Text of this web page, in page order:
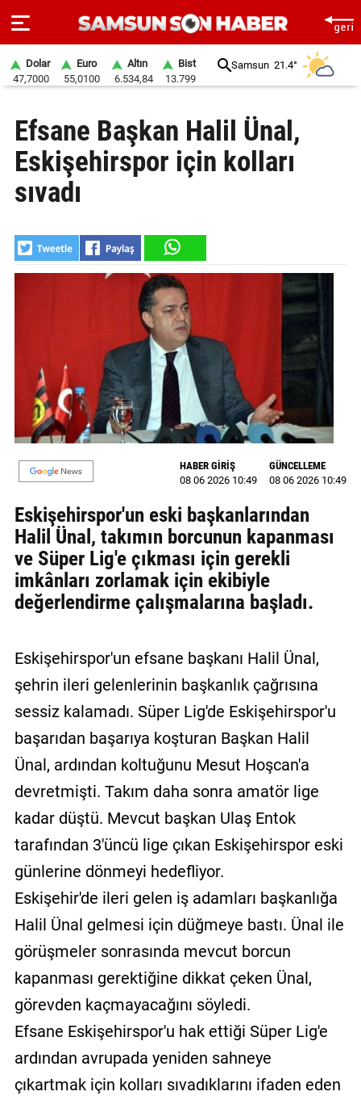
SAYFA
SAMSUN
HABER
GÜNDEM
MAGAZİN
GALERİ
VİDEO
BİZE
ULAŞIN
Künye
İletişim
Gizlilik
Politikası
Dolar
47,7000
Euro
55,0100
Altın
6.534,84
Bist
13.799
Samsun 21.4°
Efsane Başkan Halil Ünal,
Eskişehirspor için kolları
sıvadı
HABER GİRİŞ
08 06 2026 10:49
GÜNCELLEME
08 06 2026 10:49
Eskişehirspor'un eski başkanlarından
Halil Ünal, takımın borcunun kapanması
ve Süper Lig'e çıkması için gerekli
imkânları zorlamak için ekibiyle
değerlendirme çalışmalarına başladı.
Eskişehirspor'un efsane başkanı Halil Ünal,
şehrin ileri gelenlerinin başkanlık çağrısına
sessiz kalamadı. Süper Lig'de Eskişehirspor'u
başarıdan başarıya koşturan Başkan Halil
Ünal, ardından koltuğunu Mesut Hoşcan'a
devretmişti. Takım daha sonra amatör lige
kadar düştü. Mevcut başkan Ulaş Entok
tarafından 3'üncü lige çıkan Eskişehirspor eski
günlerine dönmeyi hedefliyor.
Eskişehir'de ileri gelen iş adamları başkanlığa
Halil Ünal gelmesi için düğmeye bastı. Ünal ile
görüşmeler sonrasında mevcut borcun
kapanması gerektiğine dikkat çeken Ünal,
görevden kaçmayacağını söyledi.
Efsane Eskişehirspor'u hak ettiği Süper Lig'e
ardından avrupada yeniden sahneye
çıkartmak için kolları sıvadıklarını ifaden eden